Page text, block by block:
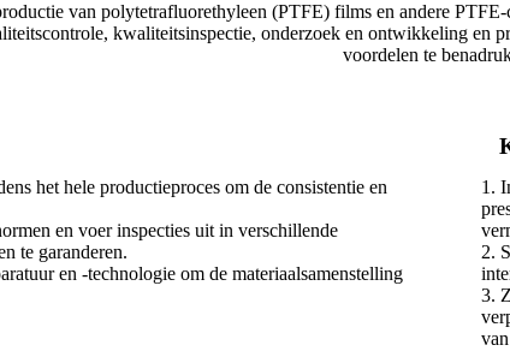
van polytetrafluorethyleen (PTFE) films en andere
kwaliteitsinspectie, onderzoek en ontwikkeling en
voordelen te
het hele productieproces om de consistentie en
en voer inspecties uit in verschillende
te garanderen.
en -technologie om de materiaalsamenstelling
1.
2.
3.